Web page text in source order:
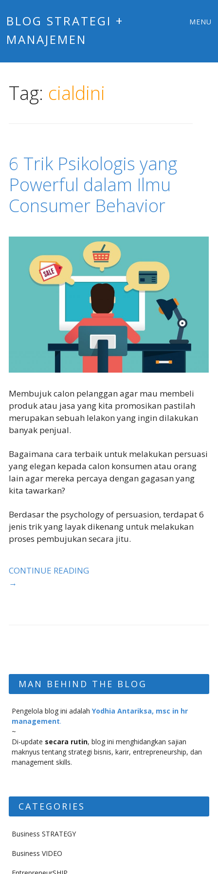
BLOG STRATEGI +
MANAJEMEN
MENU
Tag: cialdini
6 Trik Psikologis yang
Powerful dalam Ilmu
Consumer Behavior
Membujuk calon pelanggan agar mau membeli
produk atau jasa yang kita promosikan pastilah
merupakan sebuah lelakon yang ingin dilakukan
banyak penjual.
Bagaimana cara terbaik untuk melakukan persuasi
yang elegan kepada calon konsumen atau orang
lain agar mereka percaya dengan gagasan yang
kita tawarkan?
Berdasar the psychology of persuasion, terdapat 6
jenis trik yang layak dikenang untuk melakukan
proses pembujukan secara jitu.
CONTINUE READING
→
MAN BEHIND THE BLOG
Pengelola blog ini adalah Yodhia Antariksa, msc in hr
management.
~
Di-update secara rutin, blog ini menghidangkan sajian
maknyus tentang strategi bisnis, karir, entrepreneurship, dan
management skills.
CATEGORIES
Business STRATEGY
Business VIDEO